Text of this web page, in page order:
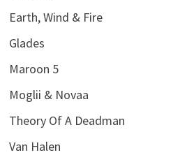
Earth, Wind & Fire
Glades
Maroon 5
Moglii & Novaa
Theory Of A Deadman
Van Halen